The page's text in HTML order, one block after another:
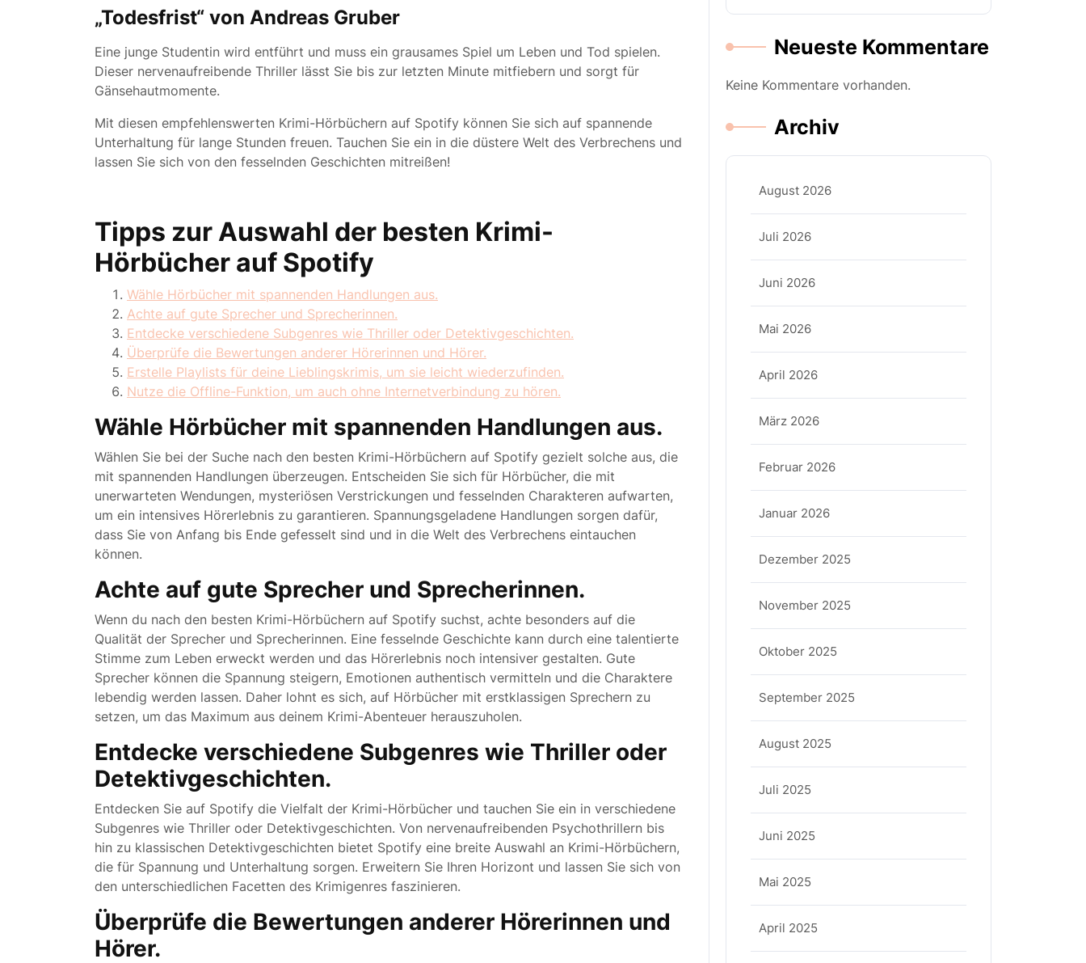
„Todesfrist“ von Andreas Gruber
Eine junge Studentin wird entführt und muss ein grausames Spiel um Leben und Tod spielen.
Dieser nervenaufreibende Thriller lässt Sie bis zur letzten Minute mitfiebern und sorgt für
Gänsehautmomente.
Mit diesen empfehlenswerten Krimi-Hörbüchern auf Spotify können Sie sich auf spannende
Unterhaltung für lange Stunden freuen. Tauchen Sie ein in die düstere Welt des Verbrechens und
lassen Sie sich von den fesselnden Geschichten mitreißen!
Tipps zur Auswahl der besten Krimi-
Hörbücher auf Spotify
Wähle Hörbücher mit spannenden Handlungen aus.
Achte auf gute Sprecher und Sprecherinnen.
Entdecke verschiedene Subgenres wie Thriller oder Detektivgeschichten.
Überprüfe die Bewertungen anderer Hörerinnen und Hörer.
Erstelle Playlists für deine Lieblingskrimis, um sie leicht wiederzufinden.
Nutze die Offline-Funktion, um auch ohne Internetverbindung zu hören.
Wähle Hörbücher mit spannenden Handlungen aus.
Wählen Sie bei der Suche nach den besten Krimi-Hörbüchern auf Spotify gezielt solche aus, die
mit spannenden Handlungen überzeugen. Entscheiden Sie sich für Hörbücher, die mit
unerwarteten Wendungen, mysteriösen Verstrickungen und fesselnden Charakteren aufwarten,
um ein intensives Hörerlebnis zu garantieren. Spannungsgeladene Handlungen sorgen dafür,
dass Sie von Anfang bis Ende gefesselt sind und in die Welt des Verbrechens eintauchen
können.
Achte auf gute Sprecher und Sprecherinnen.
Wenn du nach den besten Krimi-Hörbüchern auf Spotify suchst, achte besonders auf die
Qualität der Sprecher und Sprecherinnen. Eine fesselnde Geschichte kann durch eine talentierte
Stimme zum Leben erweckt werden und das Hörerlebnis noch intensiver gestalten. Gute
Sprecher können die Spannung steigern, Emotionen authentisch vermitteln und die Charaktere
lebendig werden lassen. Daher lohnt es sich, auf Hörbücher mit erstklassigen Sprechern zu
setzen, um das Maximum aus deinem Krimi-Abenteuer herauszuholen.
Entdecke verschiedene Subgenres wie Thriller oder
Detektivgeschichten.
Entdecken Sie auf Spotify die Vielfalt der Krimi-Hörbücher und tauchen Sie ein in verschiedene
Subgenres wie Thriller oder Detektivgeschichten. Von nervenaufreibenden Psychothrillern bis
hin zu klassischen Detektivgeschichten bietet Spotify eine breite Auswahl an Krimi-Hörbüchern,
die für Spannung und Unterhaltung sorgen. Erweitern Sie Ihren Horizont und lassen Sie sich von
den unterschiedlichen Facetten des Krimigenres faszinieren.
Überprüfe die Bewertungen anderer Hörerinnen und
Hörer.
Neueste Kommentare
Keine Kommentare vorhanden.
Archiv
August 2026
Juli 2026
Juni 2026
Mai 2026
April 2026
März 2026
Februar 2026
Januar 2026
Dezember 2025
November 2025
Oktober 2025
September 2025
August 2025
Juli 2025
Juni 2025
Mai 2025
April 2025